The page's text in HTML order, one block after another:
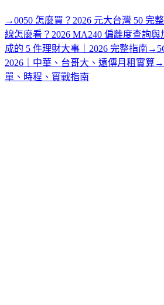
→0050 怎麼買？2026 元大台灣 50 完
線怎麼看？2026 MA240 偏離度查詢與
成的 5 件理財大事｜2026 完整指南 →
2026｜中華、台哥大、遠傳月租實算→
單、時程、實戰指南